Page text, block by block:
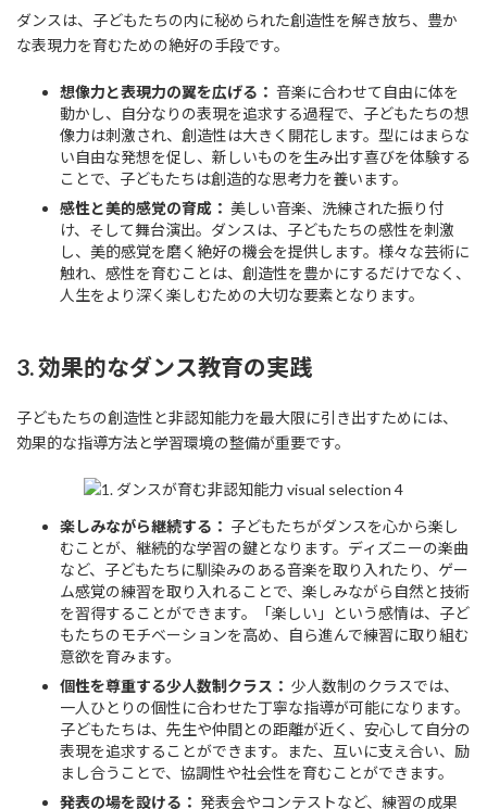
ダンスは、子どもたちの内に秘められた創造性を解き放ち、豊か
な表現力を育むための絶好の手段です。
想像力と表現力の翼を広げる： 音楽に合わせて自由に体を
動かし、自分なりの表現を追求する過程で、子どもたちの想
像力は刺激され、創造性は大きく開花します。型にはまらな
い自由な発想を促し、新しいものを生み出す喜びを体験する
ことで、子どもたちは創造的な思考力を養います。
感性と美的感覚の育成： 美しい音楽、洗練された振り付
け、そして舞台演出。ダンスは、子どもたちの感性を刺激
し、美的感覚を磨く絶好の機会を提供します。様々な芸術に
触れ、感性を育むことは、創造性を豊かにするだけでなく、
人生をより深く楽しむための大切な要素となります。
3. 効果的なダンス教育の実践
子どもたちの創造性と非認知能力を最大限に引き出すためには、
効果的な指導方法と学習環境の整備が重要です。
楽しみながら継続する： 子どもたちがダンスを心から楽し
むことが、継続的な学習の鍵となります。ディズニーの楽曲
など、子どもたちに馴染みのある音楽を取り入れたり、ゲー
ム感覚の練習を取り入れることで、楽しみながら自然と技術
を習得することができます。「楽しい」という感情は、子ど
もたちのモチベーションを高め、自ら進んで練習に取り組む
意欲を育みます。
個性を尊重する少人数制クラス： 少人数制のクラスでは、
一人ひとりの個性に合わせた丁寧な指導が可能になります。
子どもたちは、先生や仲間との距離が近く、安心して自分の
表現を追求することができます。また、互いに支え合い、励
まし合うことで、協調性や社会性を育むことができます。
発表の場を設ける： 発表会やコンテストなど、練習の成果